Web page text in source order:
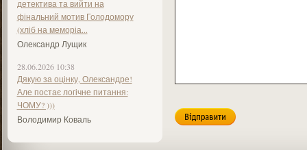
детектива та вийти на
фінальний мотив Голодомору
(хліб на меморіа...
Олександр Лущик
28.06.2026 10:38
Дякую за оцінку, Олександре!
Але постає логічне питання:
ЧОМУ? )))
Володимир Коваль